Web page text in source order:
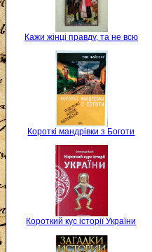
Кажи жінці правду, та не всю
Короткі мандрівки з Боготи
Короткий кус історії України